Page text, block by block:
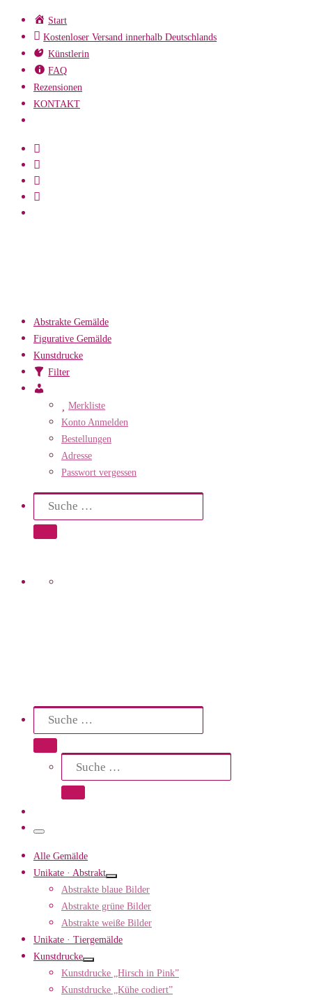
Zum
Inhalt
springen
Start
Kostenloser Versand innerhalb Deutschlands
Künstlerin
FAQ
Rezensionen
KONTAKT
Abstrakte Gemälde
Figurative Gemälde
Kunstdrucke
Filter
KontoMerkliste
Konto Anmelden
Bestellungen
Adresse
Passwort vergessen
Search
Suche
Suche …
Search
Suche
Suche …
Suche
Suche …
Menü
Alle Gemälde
Unikate · Abstrakt
Abstrakte blaue Bilder
Abstrakte grüne Bilder
Abstrakte weiße Bilder
Unikate · Tiergemälde
Kunstdrucke
Kunstdrucke „Hirsch in Pink”
Kunstdrucke „Kühe codiert”